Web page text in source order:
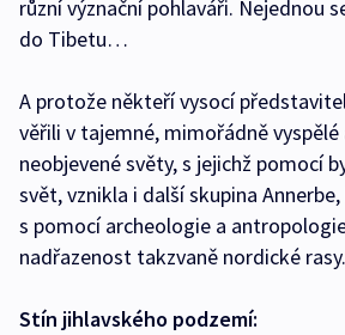
různí význační pohlaváři. Nejednou
do Tibetu…
A protože někteří vysocí
věřili v tajemné, mimořádně vyspělé
neobjevené světy, s jejichž pomocí
svět, vznikla i další skupina
s pomocí archeologie a
nadřazenost takzvaně nordické rasy.
Stín jihlavského podzemí: